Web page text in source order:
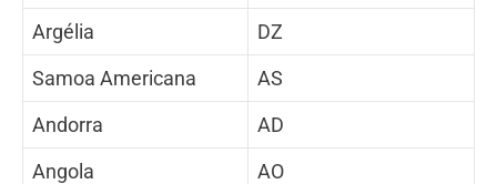
Argélia
DZ
Samoa Americana
AS
Andorra
AD
Angola
AO